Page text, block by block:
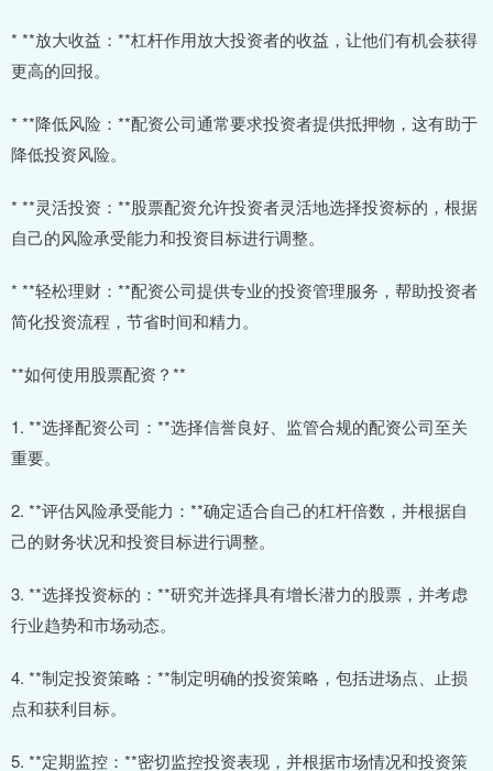
* **放大收益：**杠杆作用放大投资者的收益，让他们有机会获得
更高的回报。
* **降低风险：**配资公司通常要求投资者提供抵押物，这有助于
降低投资风险。
* **灵活投资：**股票配资允许投资者灵活地选择投资标的，根据
自己的风险承受能力和投资目标进行调整。
* **轻松理财：**配资公司提供专业的投资管理服务，帮助投资者
简化投资流程，节省时间和精力。
**如何使用股票配资？**
1. **选择配资公司：**选择信誉良好、监管合规的配资公司至关
重要。
2. **评估风险承受能力：**确定适合自己的杠杆倍数，并根据自
己的财务状况和投资目标进行调整。
3. **选择投资标的：**研究并选择具有增长潜力的股票，并考虑
行业趋势和市场动态。
4. **制定投资策略：**制定明确的投资策略，包括进场点、止损
点和获利目标。
5. **定期监控：**密切监控投资表现，并根据市场情况和投资策